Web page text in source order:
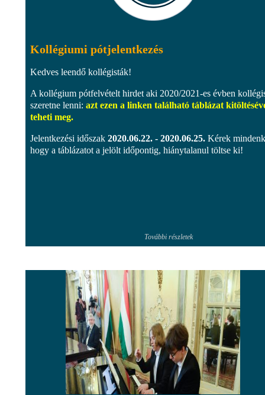
Kollégiumi pótjelentkezés
Kedves leendő kollégisták!
A kollégium pótfelvételt hirdet aki 2020/2021-es évben
szeretne lenni: azt ezen a linken található táblázat
teheti meg.
Jelentkezési időszak 2020.06.22. - 2020.06.25. Kérek
hogy a táblázatot a jelölt időpontig, hiánytalanul töltse ki!
További részletek